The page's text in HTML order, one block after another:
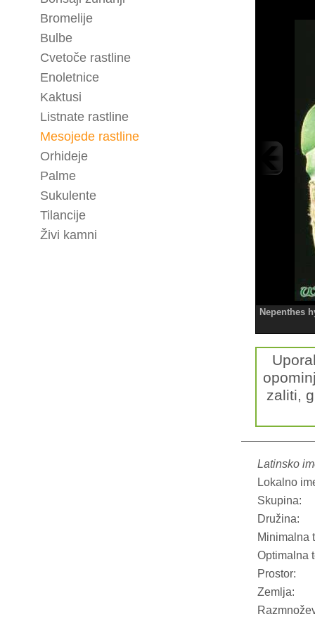
Bromelije
Bulbe
Cvetoče rastline
Enoletnice
Kaktusi
Listnate rastline
Mesojede rastline
Orhideje
Palme
Sukulente
Tilancije
Živi kamni
Nepenthes
zaliti,
Latinsko
Lokalno
Skupina:
Družina:
Minimalna
Optimalna
Prostor:
Zemlja: